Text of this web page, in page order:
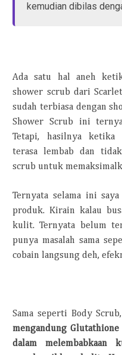
kemudian dibilas
Ada satu hal aneh
shower scrub dari
sudah terbiasa dengan
Shower Scrub ini
Tetapi, hasilnya ketika
terasa lembab dan
scrub untuk
Ternyata selama ini
produk. Kirain kalau
kulit. Ternyata belum
punya masalah sama
cobain langsung deh,
Sama seperti Body Scrub,
mengandung
dalam melembabkaan